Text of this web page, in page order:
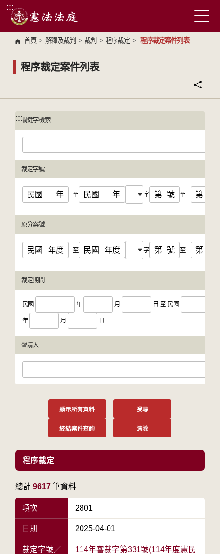
跳到主要內容區塊
:::
首頁 > 解釋及裁判 > 裁判 > 程序裁定 > 程序裁定案件列表
程序裁定案件列表
:::
:::關鍵字檢索
裁定字號
民國 年 至 民國 年 字 第 號 至 第
原分案號
民國 年度 至 民國 年度 字 第 號 至 第
裁定期間
民國 年 月 日 至 民國
年 月 日
聲請人
顯示所有資料 搜尋
終結案件查詢 清除
程序裁定
總計 9617 筆資料
項次 2801
日期 2025-04-01
裁定字號／
114年審裁字第331號(114年度憲民